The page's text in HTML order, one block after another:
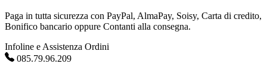
Paga in tutta sicurezza con PayPal, AlmaPay, Soisy, Carta di credito,
Bonifico bancario oppure Contanti alla consegna.
Infoline e Assistenza Ordini
085.79.96.209